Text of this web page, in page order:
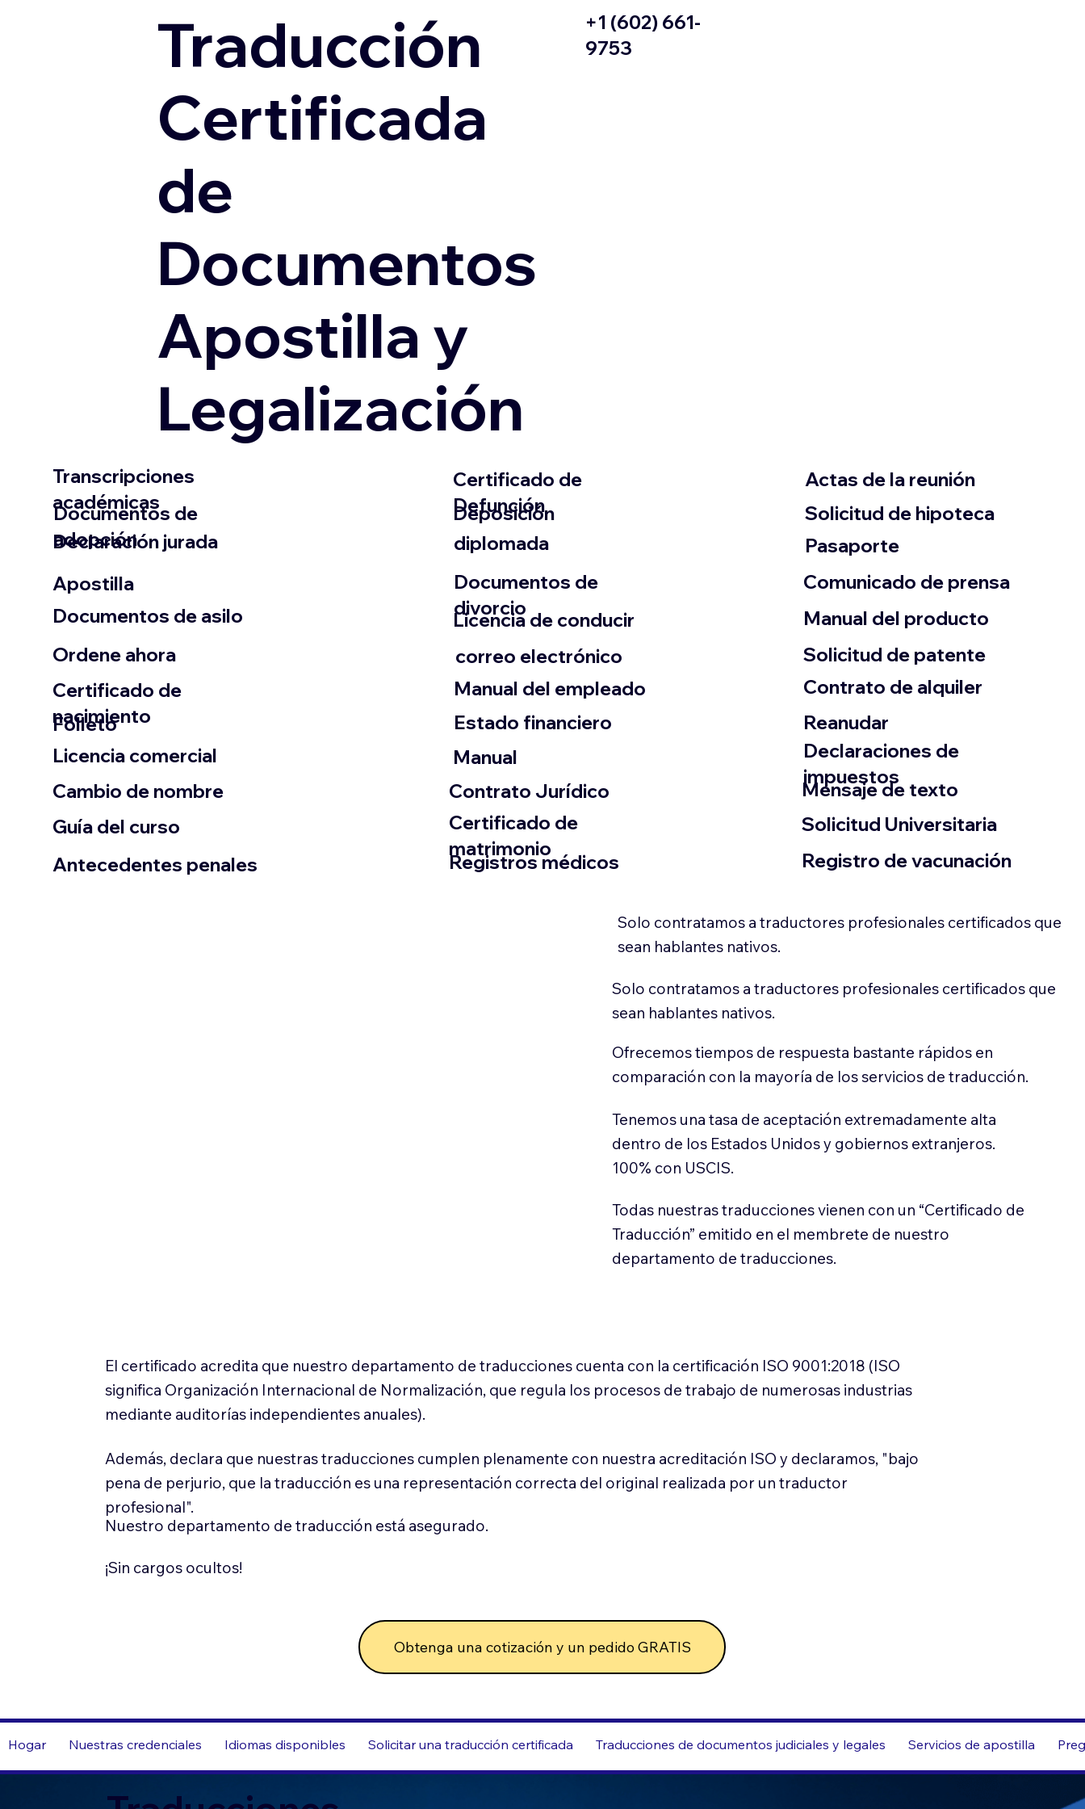
Traducción
Certificada
de
Documentos
Apostilla y
Legalización
+1 (602) 661-
9753
Transcripciones
académicas
Documentos de
adopción
Declaración jurada
​Apostilla
Documentos de asilo
Ordene ahora
Certificado de
nacimiento
Folleto
​Licencia comercial
Cambio de nombre
Guía del curso
Antecedentes penales
​Certificado de
Defunción
​Deposición
diplomada
Documentos de
divorcio
Licencia de conducir
​correo electrónico
Manual del empleado
Estado financiero
​Manual
​Contrato Jurídico
Certificado de
matrimonio
Registros médicos
Actas de la reunión
Solicitud de hipoteca
Pasaporte
Comunicado de prensa
​Manual del producto
​Solicitud de patente
Contrato de alquiler
​Reanudar
Declaraciones de
impuestos
​Mensaje de texto
​Solicitud Universitaria
Registro de vacunación
Solo contratamos a traductores profesionales certificados que
sean hablantes nativos.
Solo contratamos a traductores profesionales certificados que
sean hablantes nativos.
Ofrecemos tiempos de respuesta bastante rápidos en
comparación con la mayoría de los servicios de traducción.
Tenemos una tasa de aceptación extremadamente alta
dentro de los Estados Unidos y gobiernos extranjeros.
100% con USCIS.
Todas nuestras traducciones vienen con un “Certificado de
Traducción” emitido en el membrete de nuestro
departamento de traducciones.
El certificado acredita que nuestro departamento de traducciones cuenta con la certificación ISO 9001:2018 (ISO
significa Organización Internacional de Normalización, que regula los procesos de trabajo de numerosas industrias
mediante auditorías independientes anuales).
Además, declara que nuestras traducciones cumplen plenamente con nuestra acreditación ISO y declaramos, "bajo
pena de perjurio, que la traducción es una representación correcta del original realizada por un traductor
profesional".
Nuestro departamento de traducción está asegurado.
¡Sin cargos ocultos!
Obtenga una cotización y un pedido GRATIS
Hogar Nuestras credenciales Idiomas disponibles Solicitar una traducción certificada Traducciones de documentos judiciales y legales Servicios de apostilla